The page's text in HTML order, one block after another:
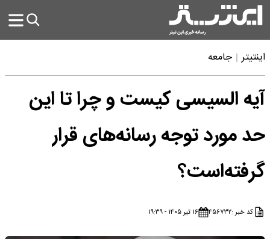
اینتیتر جامعه
آیه السیسی کیست و چرا تا این
حد مورد توجه رسانه‌های قرار
گرفته‌است؟
کد خبر :۴۵۶۷۳۲ ۱۶ تیر ۱۴۰۵ - ۱۹:۳۹